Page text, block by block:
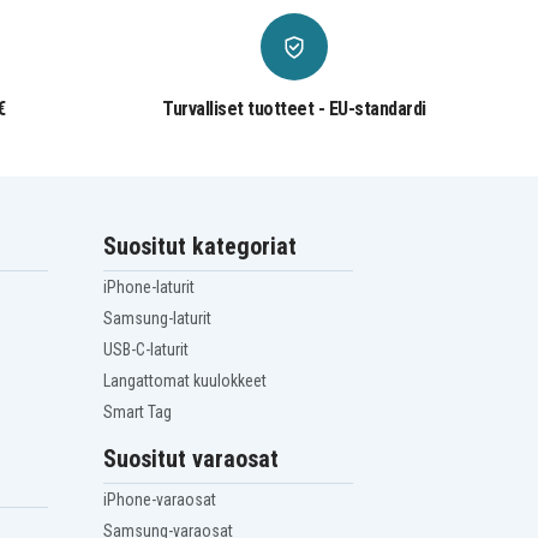
Turvalliset tuotteet - EU-standardi
Suositut kategoriat
iPhone-laturit
Samsung-laturit
USB-C-laturit
Langattomat kuulokkeet
Smart Tag
Suositut varaosat
iPhone-varaosat
Samsung-varaosat